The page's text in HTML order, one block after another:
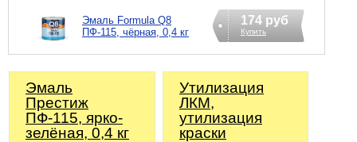
Эмаль Formula Q8
ПФ-115, чёрная, 0,4 кг
174 руб
Купить
Эмаль
Престиж
ПФ-115, ярко-
зелёная, 0,4 кг
Утилизация
ЛКМ,
утилизация
краски